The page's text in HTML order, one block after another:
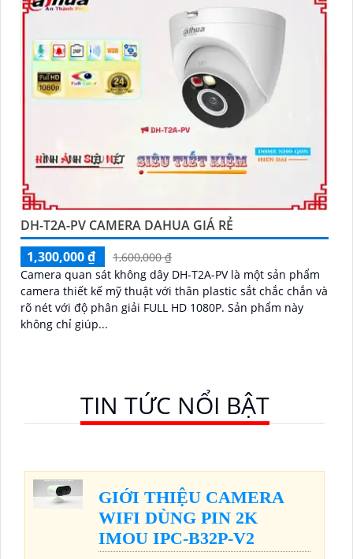
DH-T2A-PV CAMERA DAHUA GIÁ RẺ
1,300,000 ₫
1,600,000 ₫
Camera quan sát không dây DH-T2A-PV là một sản phẩm
camera thiết kế mỹ thuật với thân plastic sắt chắc chắn và
rõ nét với độ phân giải FULL HD 1080P. Sản phẩm này
không chỉ giúp...
TIN TỨC NỔI BẬT
GIỚI THIỆU CAMERA
WIFI DÙNG PIN 2K
IMOU IPC-B32P-V2